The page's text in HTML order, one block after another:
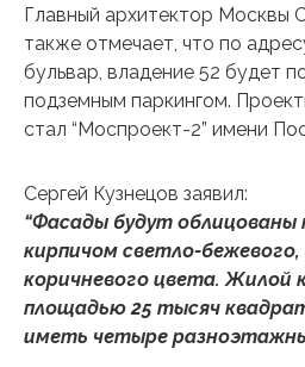
Главный архитектор Москвы
также отмечает, что по
бульвар, владение 52 будет
подземным паркингом.
стал “Моспроект-2” имени
Сергей Кузнецов заявил:
“Фасады будут облицованы
кирпичом светло-
коричневого цвета. Жилой
площадью 25 тысяч
иметь четыре